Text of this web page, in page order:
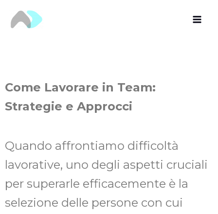
Come Lavorare in Team:
Strategie e Approcci
Quando affrontiamo difficoltà
lavorative, uno degli aspetti cruciali
per superarle efficacemente è la
selezione delle persone con cui